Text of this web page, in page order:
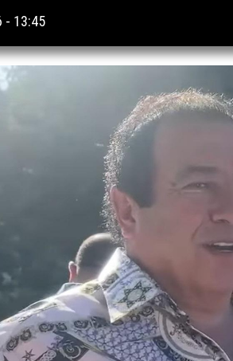
- 13:45